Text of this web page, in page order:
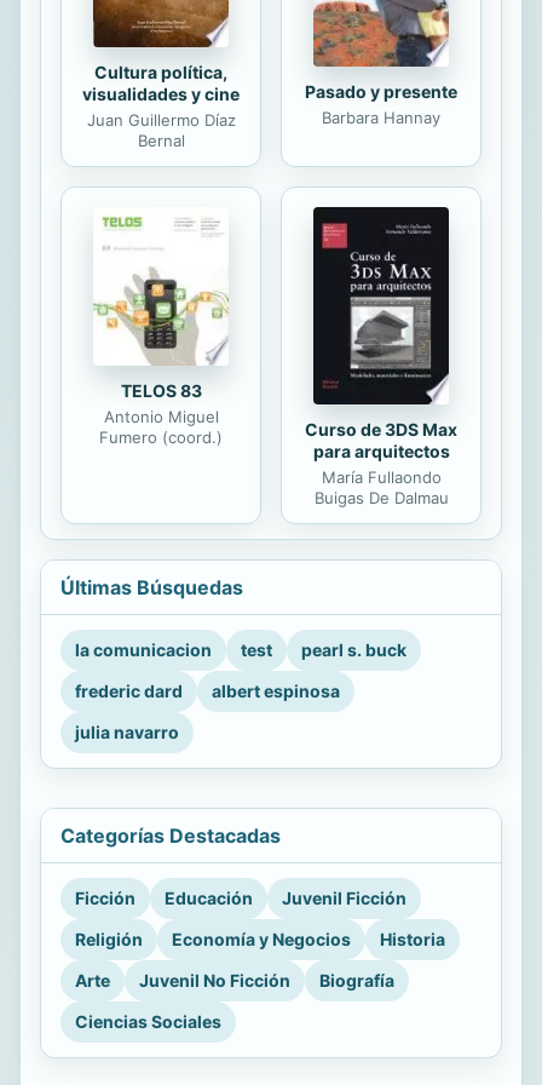
Cultura política,
visualidades y cine
Juan Guillermo Díaz
Bernal
Pasado y presente
Barbara Hannay
TELOS 83
Antonio Miguel
Fumero (coord.)
Curso de 3DS Max
para arquitectos
María Fullaondo
Buigas De Dalmau
Últimas Búsquedas
la comunicacion test
pearl s. buck
frederic dard
albert espinosa
julia navarro
Categorías Destacadas
Ficción Educación
Juvenil Ficción
Religión
Economía y Negocios
Historia
Arte
Juvenil No Ficción
Biografía
Ciencias Sociales